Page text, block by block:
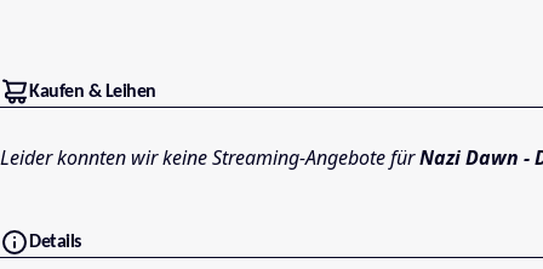
Kaufen & Leihen
Leider konnten wir keine Streaming-Angebote fürNazi Dawn -
Details